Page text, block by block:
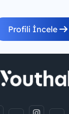
Profili İncele